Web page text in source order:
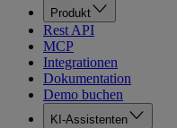
Produkt
Rest API
MCP
Integrationen
Dokumentation
Demo buchen
KI-Assistenten